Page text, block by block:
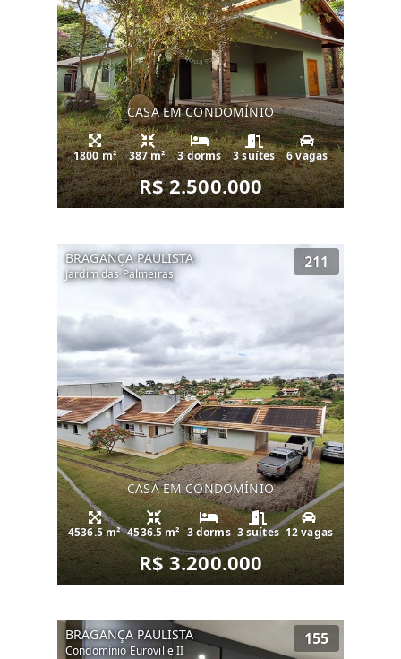
🚗 Fácil acesso à Rodovia Fernão Dias e Av.
Dom Pedro I.
CASA EM CONDOMÍNIO
1800 m² 387 m² 3 dorms 3 suítes 6 vagas
R$ 2.500.000
BRAGANÇA PAULISTA
Jardim das Palmeiras
211
CASA EM CONDOMÍNIO
4536.5 m² 4536.5 m² 3 dorms 3 suítes 12 vagas
R$ 3.200.000
BRAGANÇA PAULISTA
Condomínio Euroville II
155